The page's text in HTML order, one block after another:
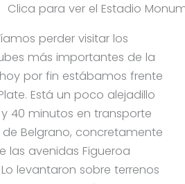
Clica para ver el Estadio
perder visitar los
más importantes de la
por fin estábamos frente
Está un poco alejadillo
40 minutos en transporte
Belgrano, concretamente
las avenidas Figueroa
levantaron sobre terrenos